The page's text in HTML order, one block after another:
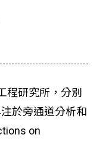
程研究所，分別
於旁通道分析和
on